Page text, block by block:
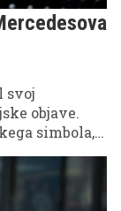
svoj
objave.
simbola,